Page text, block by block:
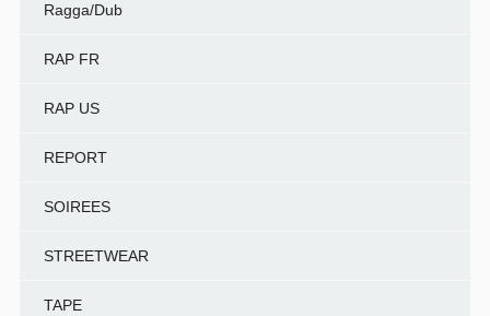
Ragga/Dub
RAP FR
RAP US
REPORT
SOIREES
STREETWEAR
TAPE